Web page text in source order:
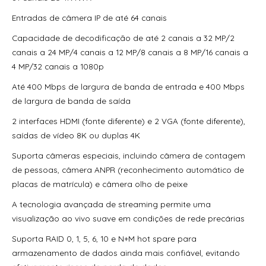
70300Aep0N | Assa Abloy | Placa De Expansão Para
Monitoramento Vertx V300
71000Bep0N01A | Assa Abloy | Controlador Vertx Evo™
V1000
72000Bep0N01A | Assa Abloy | Controlador Vertx Evo™
V2000
900Ltnnek00017 | Assa Abloy | Leitor De Proximidade
Rp10
900Nbnnek20000 | Assa Abloy | Leitor De Proximidade
R10
900Nmnnekma001 | Assa Abloy | Leitor De Proximidade
900Nnnnek2037P | Assa Abloy | Leitor De Proximidade R10
900Nsnnek20000 | Assa Abloy | Leitor De Proximidade R10
Entradas de câmera IP de até 64 canais
Capacidade de decodificação de até 2 canais a 32 MP/2
canais a 24 MP/4 canais a 12 MP/8 canais a 8 MP/16 canais a
4 MP/32 canais a 1080p
Até 400 Mbps de largura de banda de entrada e 400 Mbps
de largura de banda de saída
2 interfaces HDMI (fonte diferente) e 2 VGA (fonte diferente),
saídas de vídeo 8K ou duplas 4K
Suporta câmeras especiais, incluindo câmera de contagem
de pessoas, câmera ANPR (reconhecimento automático de
placas de matrícula) e câmera olho de peixe
A tecnologia avançada de streaming permite uma
visualização ao vivo suave em condições de rede precárias
Suporta RAID 0, 1, 5, 6, 10 e N+M hot spare para
armazenamento de dados ainda mais confiável, evitando